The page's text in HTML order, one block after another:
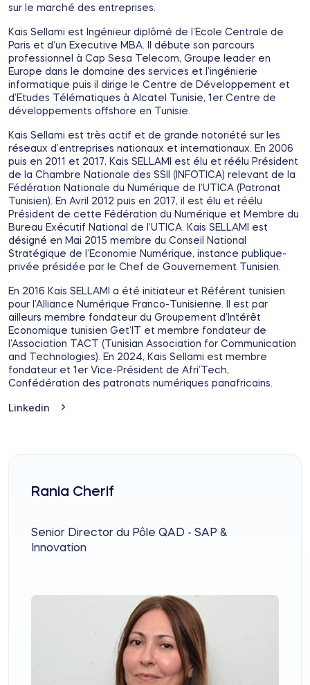
sur le marché des entreprises.
Kais Sellami est Ingénieur diplômé de l’Ecole Centrale de
Paris et d’un Executive MBA. Il débute son parcours
professionnel à Cap Sesa Telecom, Groupe leader en
Europe dans le domaine des services et l’ingénierie
informatique puis il dirige le Centre de Développement et
d’Etudes Télématiques à Alcatel Tunisie, 1er Centre de
développements offshore en Tunisie.
Kais Sellami est très actif et de grande notoriété sur les
réseaux d’entreprises nationaux et internationaux. En 2006
puis en 2011 et 2017, Kais SELLAMI est élu et réélu Président
de la Chambre Nationale des SSII (INFOTICA) relevant de la
Fédération Nationale du Numérique de l’UTICA (Patronat
Tunisien). En Avril 2012 puis en 2017, il est élu et réélu
Président de cette Fédération du Numérique et Membre du
Bureau Exécutif National de l’UTICA. Kais SELLAMI est
désigné en Mai 2015 membre du Conseil National
Stratégique de l’Economie Numérique, instance publique-
privée présidée par le Chef de Gouvernement Tunisien.
En 2016 Kais SELLAMI a été initiateur et Référent tunisien
pour l’Alliance Numérique Franco-Tunisienne. Il est par
ailleurs membre fondateur du Groupement d’Intérêt
Economique tunisien Get’IT et membre fondateur de
l’Association TACT (Tunisian Association for Communication
and Technologies). En 2024, Kais Sellami est membre
fondateur et 1er Vice-Président de Afri’Tech,
Confédération des patronats numériques panafricains.
Linkedin
Rania Cherif
Senior Director du Pôle QAD - SAP &
Innovation